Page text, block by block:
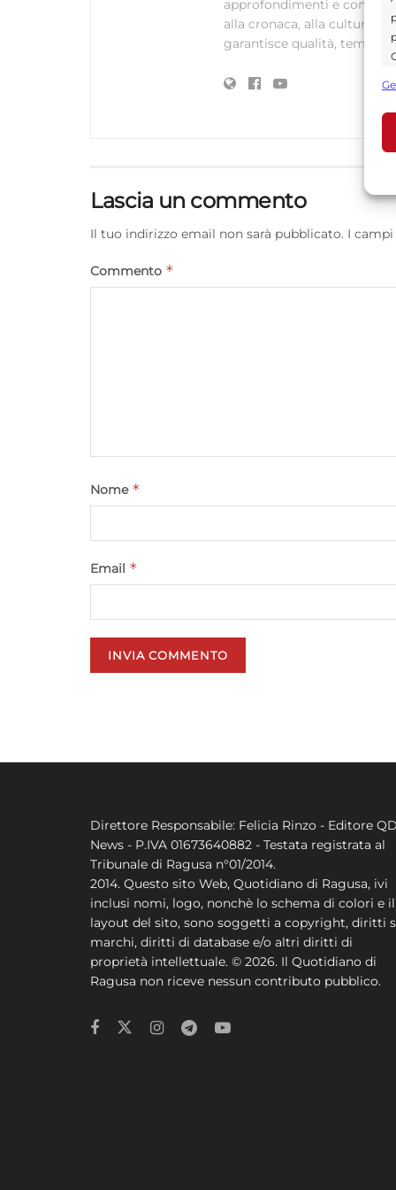
approfondimenti e
alla cronaca, alla cultura e
garantisce qualità,
Lascia un commento
Il tuo indirizzo email non sarà pubblicato. I
Commento *
Nome *
Email *
Direttore Responsabile: Felicia Rinzo - Editore
News - P.IVA 01673640882 - Testata registrata al
Tribunale di Ragusa n°01/2014.
2014. Questo sito Web, Quotidiano di Ragusa, ivi
inclusi nomi, logo, nonchè lo schema di colori e il
layout del sito, sono soggetti a copyright, diritti
marchi, diritti di database e/o altri diritti di
proprietà intellettuale. © 2026. Il Quotidiano di
Ragusa non riceve nessun contributo pubblico.